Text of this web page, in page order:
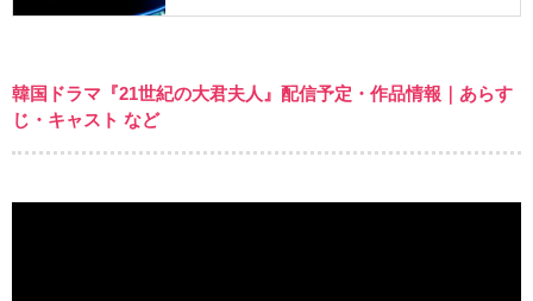
韓国ドラマ『21世紀の大君夫人』配信予定・作品情報｜あらす
じ・キャスト など